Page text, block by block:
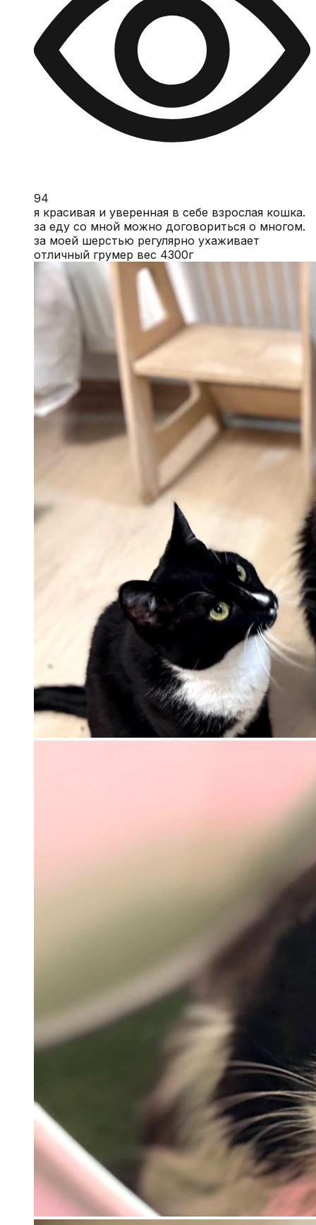
94
я красивая и уверенная в себе взрослая кошка.
за еду со мной можно договориться о многом.
за моей шерстью регулярно ухаживает
отличный грумер вес 4300г